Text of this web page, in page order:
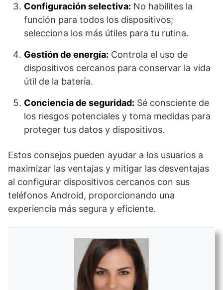
Configuración selectiva: No habilites la
función para todos los dispositivos;
selecciona los más útiles para tu rutina.
Gestión de energía: Controla el uso de
dispositivos cercanos para conservar la vida
útil de la batería.
Conciencia de seguridad: Sé consciente de
los riesgos potenciales y toma medidas para
proteger tus datos y dispositivos.
Estos consejos pueden ayudar a los usuarios a
maximizar las ventajas y mitigar las desventajas
al configurar dispositivos cercanos con sus
teléfonos Android, proporcionando una
experiencia más segura y eficiente.